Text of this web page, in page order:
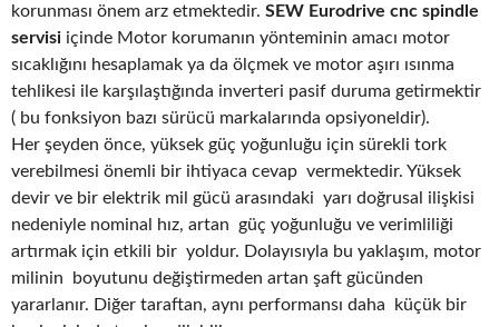
korunması önem arz etmektedir. SEW Eurodrive cnc spindle
servisi içinde Motor korumanın yönteminin amacı motor
sıcaklığını hesaplamak ya da ölçmek ve motor aşırı ısınma
tehlikesi ile karşılaştığında inverteri pasif duruma getirmektir
( bu fonksiyon bazı sürücü markalarında opsiyoneldir).
Her şeyden önce, yüksek güç yoğunluğu için sürekli tork
verebilmesi önemli bir ihtiyaca cevap vermektedir. Yüksek
devir ve bir elektrik mil gücü arasındaki yarı doğrusal ilişkisi
nedeniyle nominal hız, artan güç yoğunluğu ve verimliliği
artırmak için etkili bir yoldur. Dolayısıyla bu yaklaşım, motor
milinin boyutunu değiştirmeden artan şaft gücünden
yararlanır. Diğer taraftan, aynı performansı daha küçük bir